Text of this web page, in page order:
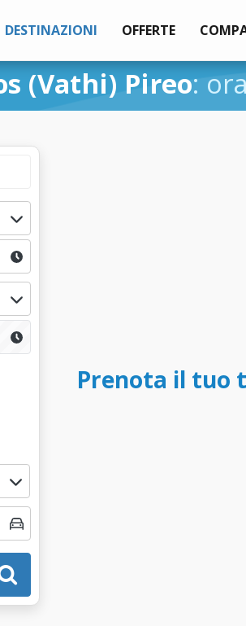
DESTINAZIONI OFFERTE
(Vathi) Pireo:
Prenota il tuo